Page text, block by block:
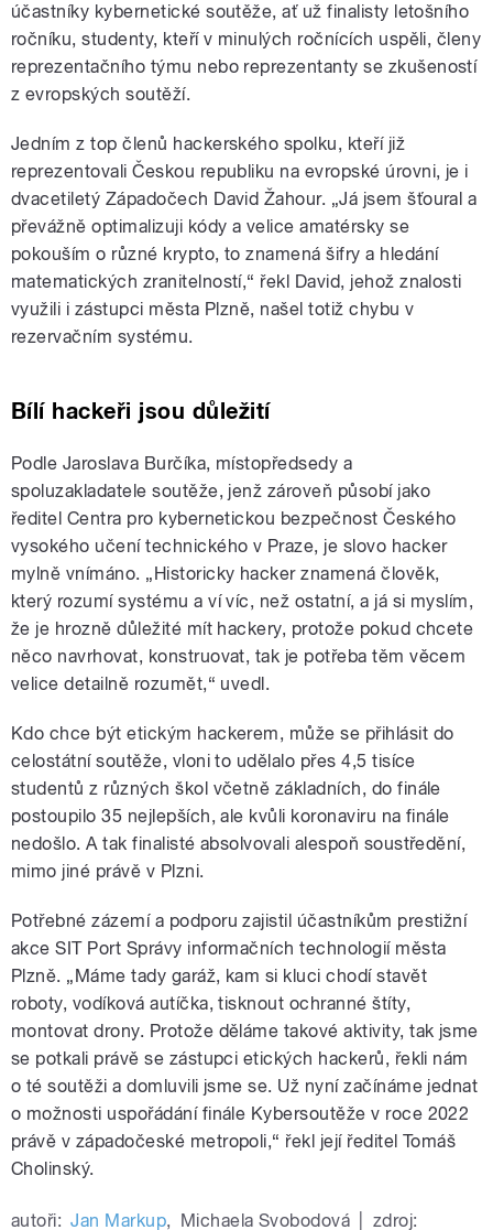
účastníky kybernetické soutěže, ať už finalisty letošního
ročníku, studenty, kteří v minulých ročnících uspěli, členy
reprezentačního týmu nebo reprezentanty se zkušeností
z evropských soutěží.
Jedním z top členů hackerského spolku, kteří již
reprezentovali Českou republiku na evropské úrovni, je i
dvacetiletý Západočech David Žahour. „Já jsem šťoural a
převážně optimalizuji kódy a velice amatérsky se
pokouším o různé krypto, to znamená šifry a hledání
matematických zranitelností,“ řekl David, jehož znalosti
využili i zástupci města Plzně, našel totiž chybu v
rezervačním systému.
Bílí hackeři jsou důležití
Podle Jaroslava Burčíka, místopředsedy a
spoluzakladatele soutěže, jenž zároveň působí jako
ředitel Centra pro kybernetickou bezpečnost Českého
vysokého učení technického v Praze, je slovo hacker
mylně vnímáno. „Historicky hacker znamená člověk,
který rozumí systému a ví víc, než ostatní, a já si myslím,
že je hrozně důležité mít hackery, protože pokud chcete
něco navrhovat, konstruovat, tak je potřeba těm věcem
velice detailně rozumět,“ uvedl.
Kdo chce být etickým hackerem, může se přihlásit do
celostátní soutěže, vloni to udělalo přes 4,5 tisíce
studentů z různých škol včetně základních, do finále
postoupilo 35 nejlepších, ale kvůli koronaviru na finále
nedošlo. A tak finalisté absolvovali alespoň soustředění,
mimo jiné právě v Plzni.
Potřebné zázemí a podporu zajistil účastníkům prestižní
akce SIT Port Správy informačních technologií města
Plzně. „Máme tady garáž, kam si kluci chodí stavět
roboty, vodíková autíčka, tisknout ochranné štíty,
montovat drony. Protože děláme takové aktivity, tak jsme
se potkali právě se zástupci etických hackerů, řekli nám
o té soutěži a domluvili jsme se. Už nyní začínáme jednat
o možnosti uspořádání finále Kybersoutěže v roce 2022
právě v západočeské metropoli,“ řekl její ředitel Tomáš
Cholinský.
autoři: Jan Markup, Michaela Svobodová zdroj: